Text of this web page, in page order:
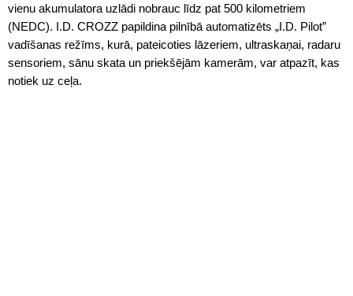
vienu akumulatora uzlādi nobrauc līdz pat 500 kilometriem
(NEDC). I.D. CROZZ papildina pilnībā automatizēts „I.D. Pilot”
vadīšanas režīms, kurā, pateicoties lāzeriem, ultraskaņai, radaru
sensoriem, sānu skata un priekšējām kamerām, var atpazīt, kas
notiek uz ceļa.